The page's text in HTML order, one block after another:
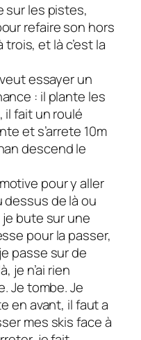
sur les pistes,
refaire son hors
et là c’est la
essayer un
: il plante les
fait un roulé
et s’arrete 10m
descend le
pour y aller
dessus de là ou
bute sur une
pour la passer,
passe sur de
je n’ai rien
Je tombe. Je
en avant, il faut a
mes skis face à